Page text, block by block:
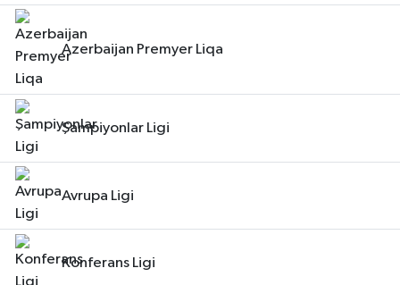
Azerbaijan Premyer Liqa
Şampiyonlar Ligi
Avrupa Ligi
Konferans Ligi